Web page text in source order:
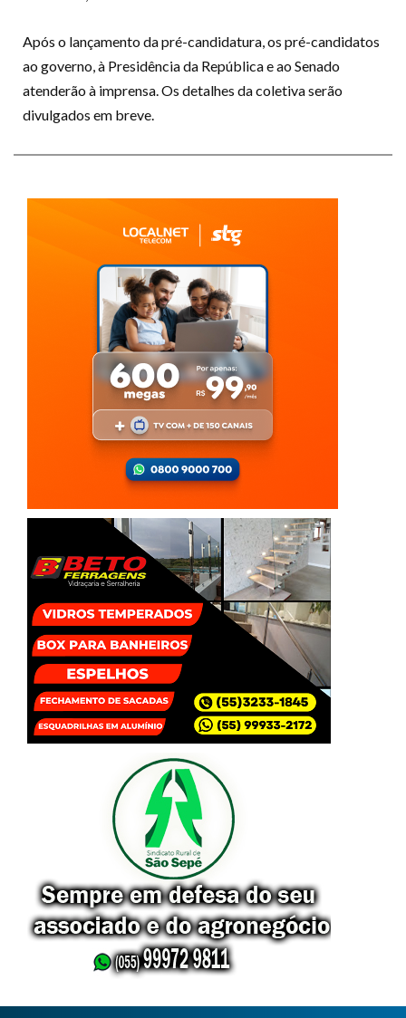
Após o lançamento da pré-candidatura, os pré-candidatos
ao governo, à Presidência da República e ao Senado
atenderão à imprensa. Os detalhes da coletiva serão
divulgados em breve.